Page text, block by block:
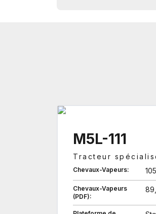
M5L-111
Tracteur
Chevaux-Vapeurs:
Chevaux-Vapeurs
(PDF):